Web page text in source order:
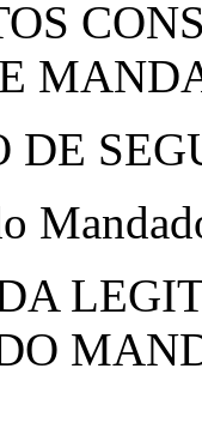
DE